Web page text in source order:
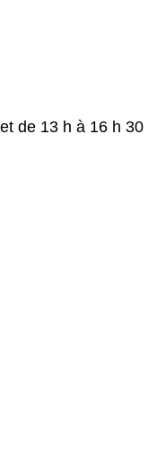
de 13 h à 16 h 30